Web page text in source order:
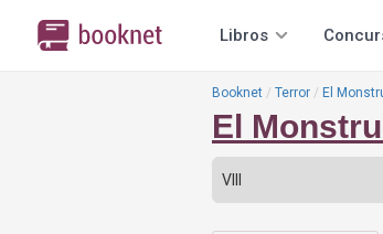
Libros
Booknet Terror El
El